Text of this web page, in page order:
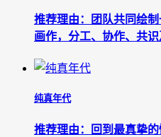
推荐理由：团队共同绘
画作，分工、协作、共
纯真年代
推荐理由：回到最真挚